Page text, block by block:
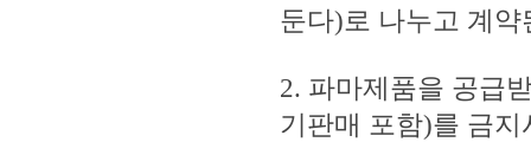
둔다)로 나누고 계
2. 파마제품을 공급
기판매 포함)를 금지